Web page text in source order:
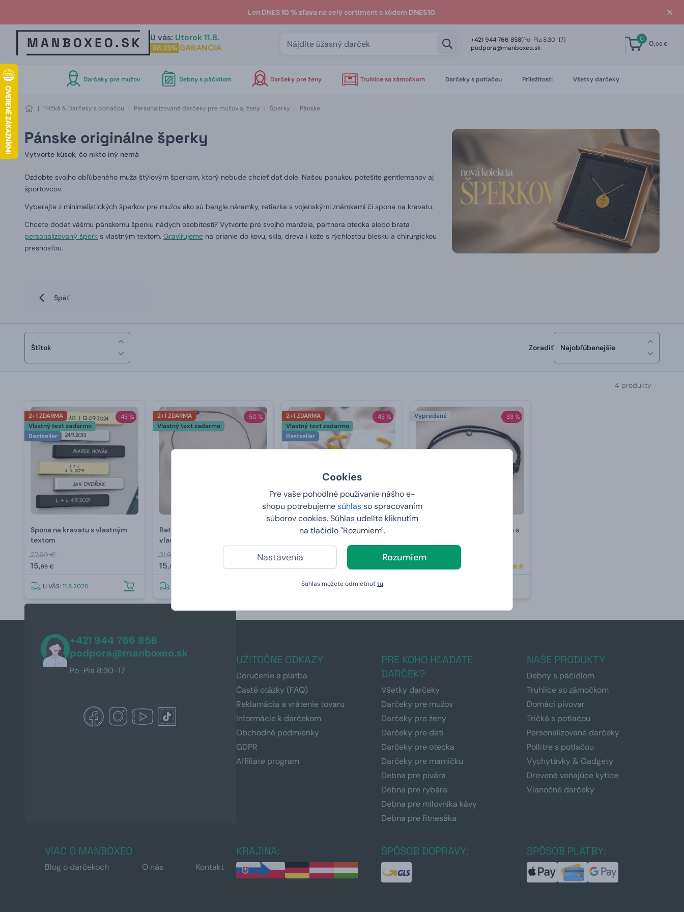
Cookies
Pre vaše pohodlné používanie nášho e-
shopu potrebujemesúhlasso spracovaním
súborov cookies. Súhlas udelíte kliknutím
na tlačidlo "Rozumiem".
Nastavenia Rozumiem
Súhlas môžete odmietnuťtu
Len DNES10 % zľavana celý sortiment s kódom DNES10.
U vás: Utorok 11.8.
98,23% GARANCIA
+421 944 766 858(Po-Pia 8:30-17)
podpora@manboxeo.sk
0 0,00 €
Darčeky pre mužov Debny s páčidlom Darčeky pre ženy Truhlice so zámočkom Darčeky s potlačou Príležitosti Všetky darčeky
| Tričká & Darčeky s potlačou | Personalizované darčeky pre mužov aj ženy | Šperky | Pánske
Pánske originálne šperky
Vytvorte kúsok, čo nikto iný nemá
Ozdobte svojho obľúbeného muža štýlovým šperkom, ktorý nebude chcieť dať dole. Našou ponukou potešíte gentlemanov aj
športovcov.
Vyberajte z minimalistických šperkov pre mužov ako sú bangle náramky, retiazka s vojenskými známkami či spona na kravatu.
Chcete dodať vášmu pánskemu šperku nádych osobitosti? Vytvorte pre svojho manžela, partnera otecka alebo brata
personalizovaný šperk s vlastným textom. Gravírujeme na prianie do kovu, skla, dreva i kože s rýchlosťou blesku a chirurgickou
presnosťou.
Späť
Štítok Zoradiť Najobľúbenejšie
4 produkty
-43 %
2+1 ZDARMA
Vlastný text zadarmo
Bestseller
Spona na kravatu s vlastným
textom
27,99 €
15,99 €
U VÁS: 11.8.2026
-50 %
2+1 ZDARMA
Vlastný text zadarmo
Retiazka s vojenskou známkou s
vlastným textom
31,99 €
15,99 €
-43 %
2+1 ZDARMA
Vlastný text zadarmo
Bestseller
Bangle náramok s vlastným
27,99 €
U VÁS:11.8.2026
-33 %
Vypredané
Pánsky náramok s príveskom s
23,99 €
+421 944 766 858
podpora@manboxeo.sk
Po-Pia 8:30-17
UŽITOČNÉ ODKAZY
Doručenie a platba
Časté otázky (FAQ)
Reklamácia a vrátenie tovaru
Informácie k darčekom
Obchodné podmienky
GDPR
Affiliate program
PRE KOHO HĽADÁTE
DARČEK?
Všetky darčeky
Darčeky pre mužov
Darčeky pre ženy
Darčeky pre deti
Darčeky pre otecka
Darčeky pre mamičku
Debna pre pivára
Debna pre rybára
Debna pre milovníka kávy
Debna pre fitnesáka
NAŠE PRODUKTY
Debny s páčidlom
Truhlice so zámočkom
Domáci pivovar
Tričká s potlačou
Personalizované darčeky
Pollitre s potlačou
Vychytávky & Gadgety
Drevené voňajúce kytice
Vianočné darčeky
VIAC O MANBOXEO
Blog o darčekoch O nás Kontakt
KRAJINA: SPÔSOB DOPRAVY: SPÔSOB PLATBY: